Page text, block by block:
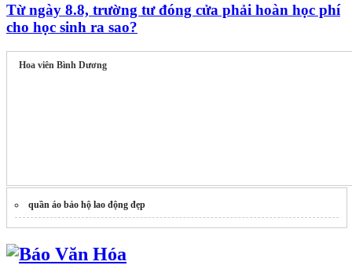
Từ ngày 8.8, trường tư đóng cửa phải hoàn học phí
cho học sinh ra sao?
Hoa viên Bình Dương
quần áo bảo hộ lao động đẹp